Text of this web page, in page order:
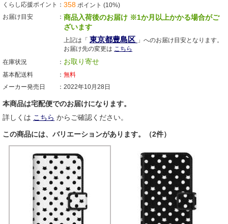
くらし応援ポイント 358 ポイント (10%)
お届け目安
商品入荷後のお届け ※1か月以上かかる場合がご
ざいます
上記は「 東京都豊島区 」へのお届け目安となります。
お届け先の変更は こちら
在庫状況
お取り寄せ
基本配送料
無料
メーカー発売日
2022年10月28日
本商品は宅配便でのお届けになります。
詳しくは こちら からご確認ください。
この商品には、バリエーションがあります。（2件）